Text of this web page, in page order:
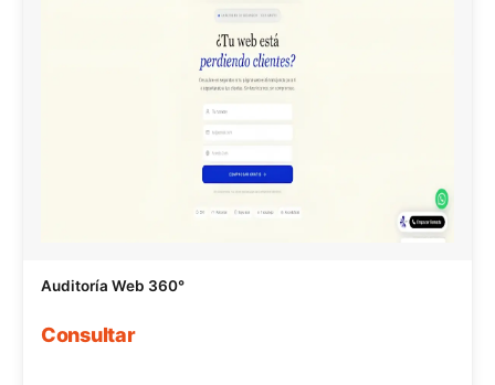
Auditoría Web 360°
Consultar